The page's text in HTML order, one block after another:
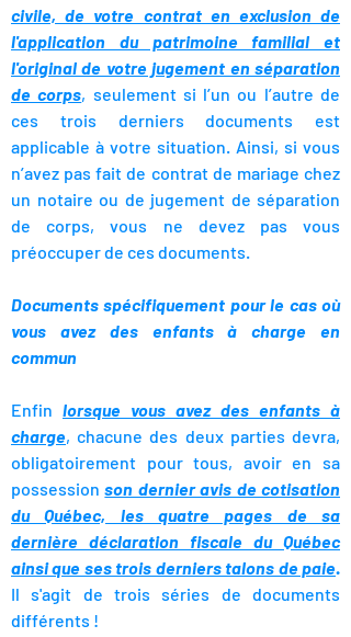
civile, de votre contrat en exclusion de
l'application du patrimoine familial et
l'original de votre jugement en séparation
de corps, seulement si l’un ou l’autre de
ces trois derniers documents est
applicable à votre situation. Ainsi, si vous
n’avez pas fait de contrat de mariage chez
un notaire ou de jugement de séparation
de corps, vous ne devez pas vous
préoccuper de ces documents.
Documents spécifiquement pour le cas où
vous avez des enfants à charge en
commun
Enfin lorsque vous avez des enfants à
charge, chacune des deux parties devra,
obligatoirement pour tous, avoir en sa
possessionson dernier avis de cotisation
du Québec, les quatre pages de sa
dernière déclaration fiscale du Québec
ainsi que ses trois derniers talons de paie.
Il s'agit de trois séries de documents
différents !